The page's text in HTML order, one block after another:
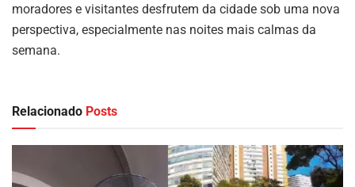
moradores e visitantes desfrutem da cidade sob uma nova
perspectiva, especialmente nas noites mais calmas da
semana.
Relacionado Posts